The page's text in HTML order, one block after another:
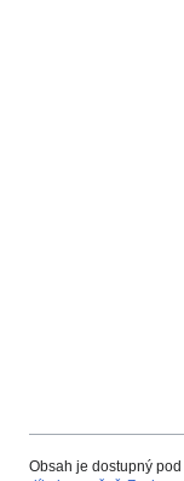
Obsah je dostupný pod